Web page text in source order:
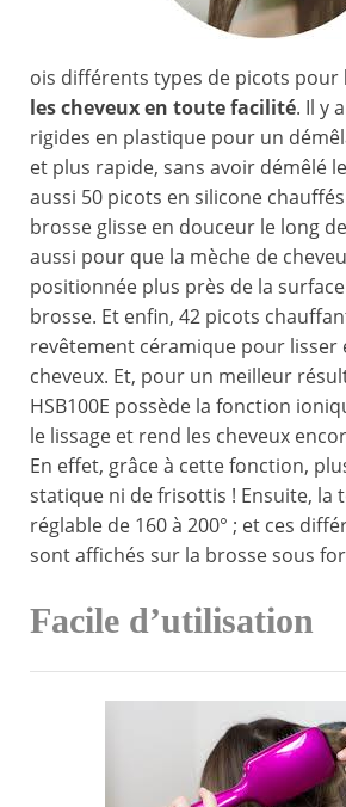
ois différents types de picots pour
les cheveux en toute facilité. Il y
rigides en plastique pour un
et plus rapide, sans avoir démêlé
aussi 50 picots en silicone
brosse glisse en douceur le long
aussi pour que la mèche de
positionnée plus près de la
brosse. Et enfin, 42 picots
revêtement céramique pour lisser
cheveux. Et, pour un meilleur
HSB100E possède la fonction
le lissage et rend les cheveux
En effet, grâce à cette fonction,
statique ni de frisottis ! Ensuite, la
réglable de 160 à 200° ; et ces
sont affichés sur la brosse sous
Facile d’utilisation